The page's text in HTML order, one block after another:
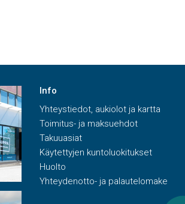
Info
Yhteystiedot, aukiolot ja kartta
Toimitus- ja maksuehdot
Takuuasiat
Käytettyjen kuntoluokitukset
Huolto
Yhteydenotto- ja palautelomake